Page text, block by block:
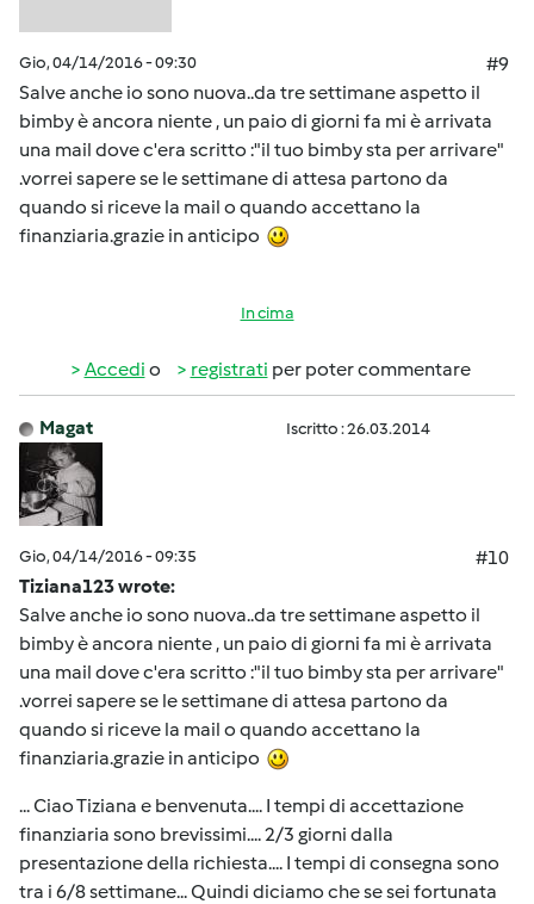
Gio, 04/14/2016 - 09:30
#9
Salve anche io sono nuova..da tre settimane aspetto il
bimby è ancora niente , un paio di giorni fa mi è arrivata
una mail dove c'era scritto :"il tuo bimby sta per arrivare"
.vorrei sapere se le settimane di attesa partono da
quando si riceve la mail o quando accettano la
finanziaria.grazie in anticipo
In cima
Accedi o registrati per poter commentare
Magat Iscritto : 26.03.2014
Gio, 04/14/2016 - 09:35
#10
Tiziana123 wrote:
Salve anche io sono nuova..da tre settimane aspetto il
bimby è ancora niente , un paio di giorni fa mi è arrivata
una mail dove c'era scritto :"il tuo bimby sta per arrivare"
.vorrei sapere se le settimane di attesa partono da
quando si riceve la mail o quando accettano la
finanziaria.grazie in anticipo
... Ciao Tiziana e benvenuta.... I tempi di accettazione
finanziaria sono brevissimi.... 2/3 giorni dalla
presentazione della richiesta.... I tempi di consegna sono
tra i 6/8 settimane... Quindi diciamo che se sei fortunata